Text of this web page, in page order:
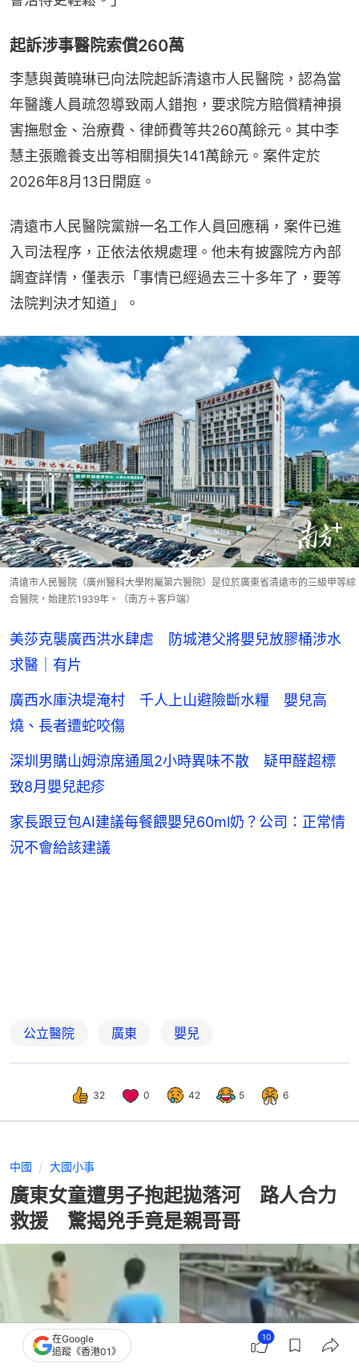
起訴涉事醫院索償260萬
李慧與黃曉琳已向法院起訴清遠市人民醫院，認為當
年醫護人員疏忽導致兩人錯抱，要求院方賠償精神損
害撫慰金、治療費、律師費等共260萬餘元。其中李
慧主張贍養支出等相關損失141萬餘元。案件定於
2026年8月13日開庭。
清遠市人民醫院黨辦一名工作人員回應稱，案件已進
入司法程序，正依法依規處理。他未有披露院方內部
調查詳情，僅表示「事情已經過去三十多年了，要等
法院判決才知道」。
清遠市人民醫院（廣州醫科大學附屬第六醫院）是位於廣東省清遠市的三級甲等綜
合醫院，始建於1939年。（南方＋客戶端）
美莎克襲廣西洪水肆虐 防城港父將嬰兒放膠桶涉水
求醫｜有片
廣西水庫決堤淹村 千人上山避險斷水糧 嬰兒高
燒、長者遭蛇咬傷
深圳男購山姆涼席通風2小時異味不散 疑甲醛超標
致8月嬰兒起疹
家長跟豆包AI建議每餐餵嬰兒60ml奶？公司：正常情
況不會給該建議
公立醫院 廣東 嬰兒
32 0 42 5 6
中國 大國小事
廣東女童遭男子抱起拋落河 路人合力
救援 驚揭兇手竟是親哥哥
在Google
追蹤《香港01》
10